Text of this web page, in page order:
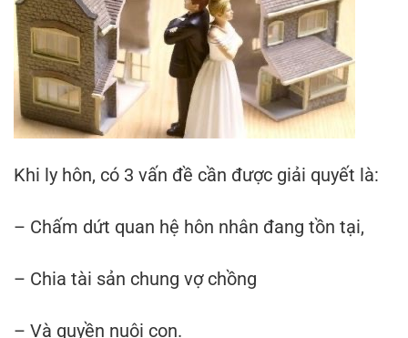
Khi ly hôn, có 3 vấn đề cần được giải quyết là:
– Chấm dứt quan hệ hôn nhân đang tồn tại,
– Chia tài sản chung vợ chồng
– Và quyền nuôi con.